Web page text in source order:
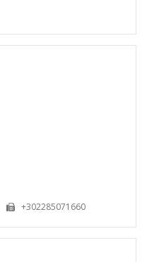
+302285071660